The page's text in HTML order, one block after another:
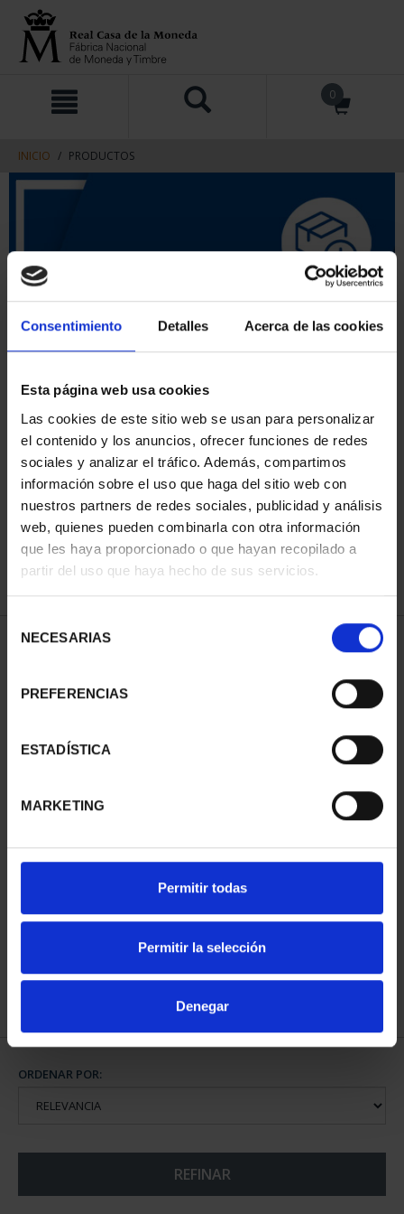
Consentimiento Detalles Acerca de las cookies
Esta página web usa cookies
Las cookies de este sitio web se usan para personalizar
el contenido y los anuncios, ofrecer funciones de redes
sociales y analizar el tráfico. Además, compartimos
información sobre el uso que haga del sitio web con
nuestros partners de redes sociales, publicidad y análisis
web, quienes pueden combinarla con otra información
que les haya proporcionado o que hayan recopilado a
partir del uso que haya hecho de sus servicios.
NECESARIAS
PREFERENCIAS
ESTADÍSTICA
MARKETING
Permitir todas
Permitir la selección
Denegar
contenido
navegacin
0
INICIO PRODUCTOS
ORDENAR POR:
REFINAR
1 Productos encontrados
CIUDADES PATRIMONIO
73,00 €
ORDENAR POR:
REFINAR